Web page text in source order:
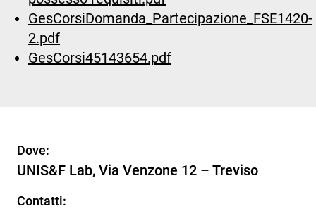
GesCorsiDomanda_Partecipazione_FSE1420-
2.pdf
GesCorsi45143654.pdf
Dove:
UNIS&F Lab, Via Venzone 12 – Treviso
Contatti: